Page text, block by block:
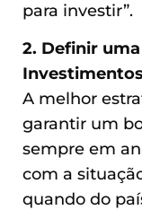
para investir”.
2. Definir
A melhor
garantir um
sempre em
com a
quando do